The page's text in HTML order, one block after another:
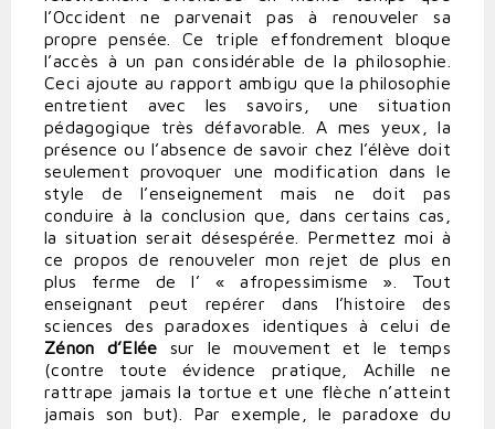
l’Occident ne parvenait pas à renouveler sa
propre pensée. Ce triple effondrement bloque
l’accès à un pan considérable de la philosophie.
Ceci ajoute au rapport ambigu que la philosophie
entretient avec les savoirs, une situation
pédagogique très défavorable. A mes yeux, la
présence ou l’absence de savoir chez l’élève doit
seulement provoquer une modification dans le
style de l’enseignement mais ne doit pas
conduire à la conclusion que, dans certains cas,
la situation serait désespérée. Permettez moi à
ce propos de renouveler mon rejet de plus en
plus ferme de l’ « afropessimisme ». Tout
enseignant peut repérer dans l’histoire des
sciences des paradoxes identiques à celui de
Zénon d’Elée sur le mouvement et le temps
(contre toute évidence pratique, Achille ne
rattrape jamais la tortue et une flèche n’atteint
jamais son but). Par exemple, le paradoxe du